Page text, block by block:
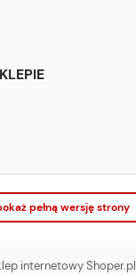
pełną wersję strony
internetowy Shoper.pl